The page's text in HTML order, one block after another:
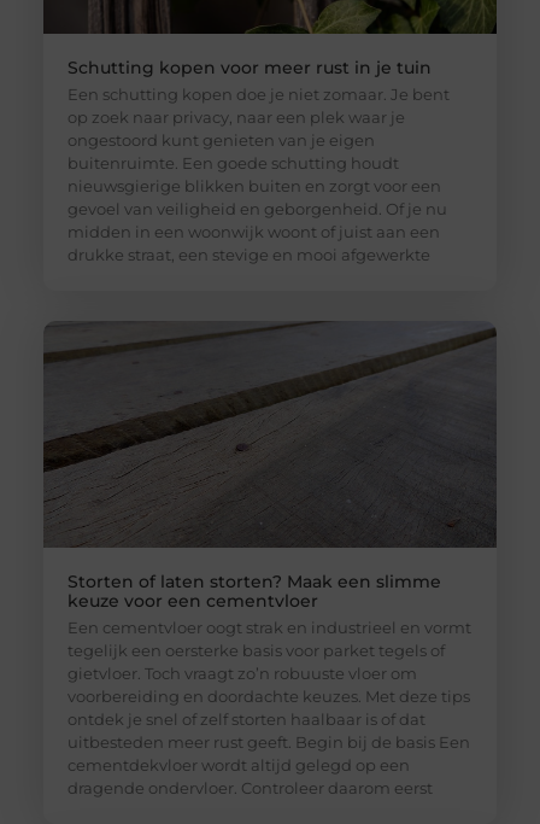
Schutting kopen voor meer rust in je tuin
Een schutting kopen doe je niet zomaar. Je bent
op zoek naar privacy, naar een plek waar je
ongestoord kunt genieten van je eigen
buitenruimte. Een goede schutting houdt
nieuwsgierige blikken buiten en zorgt voor een
gevoel van veiligheid en geborgenheid. Of je nu
midden in een woonwijk woont of juist aan een
drukke straat, een stevige en mooi afgewerkte
Storten of laten storten? Maak een slimme
keuze voor een cementvloer
Een cementvloer oogt strak en industrieel en vormt
tegelijk een oersterke basis voor parket tegels of
gietvloer. Toch vraagt zo’n robuuste vloer om
voorbereiding en doordachte keuzes. Met deze tips
ontdek je snel of zelf storten haalbaar is of dat
uitbesteden meer rust geeft. Begin bij de basis Een
cementdekvloer wordt altijd gelegd op een
dragende ondervloer. Controleer daarom eerst